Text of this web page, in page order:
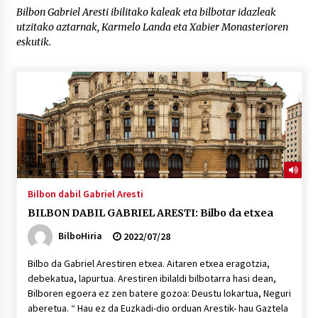
“Hiztegi bat” Gorka Urbizuk idatzitako letren
Bakaikuko barnetegitik gazteek egindako saio
berezia
2026/07/16
Tuba eta bonbardinoaren astea, Bilboko
Kontserbatorioan protagonista
2026/07/16
2026/07/15
Gaur abitua da Bilbao bbk live jaialdia
2026/07/09
Bilbon Gabriel Aresti ibilitako kaleak eta bilbotar idazleak
utzitako aztarnak, Karmelo Landa eta Xabier Monasterioren
eskutik.
Bilbon dabil Gabriel Aresti
BILBON DABIL GABRIEL ARESTI: Bilbo da etxea
BilboHiria
2022/07/28
Bilbo da Gabriel Arestiren etxea. Aitaren etxea eragotzia,
debekatua, lapurtua. Arestiren ibilaldi bilbotarra hasi dean,
Bilboren egoera ez zen batere gozoa: Deustu lokartua, Neguri
aberetua. “ Hau ez da Euzkadi-dio orduan Arestik- hau Gaztela